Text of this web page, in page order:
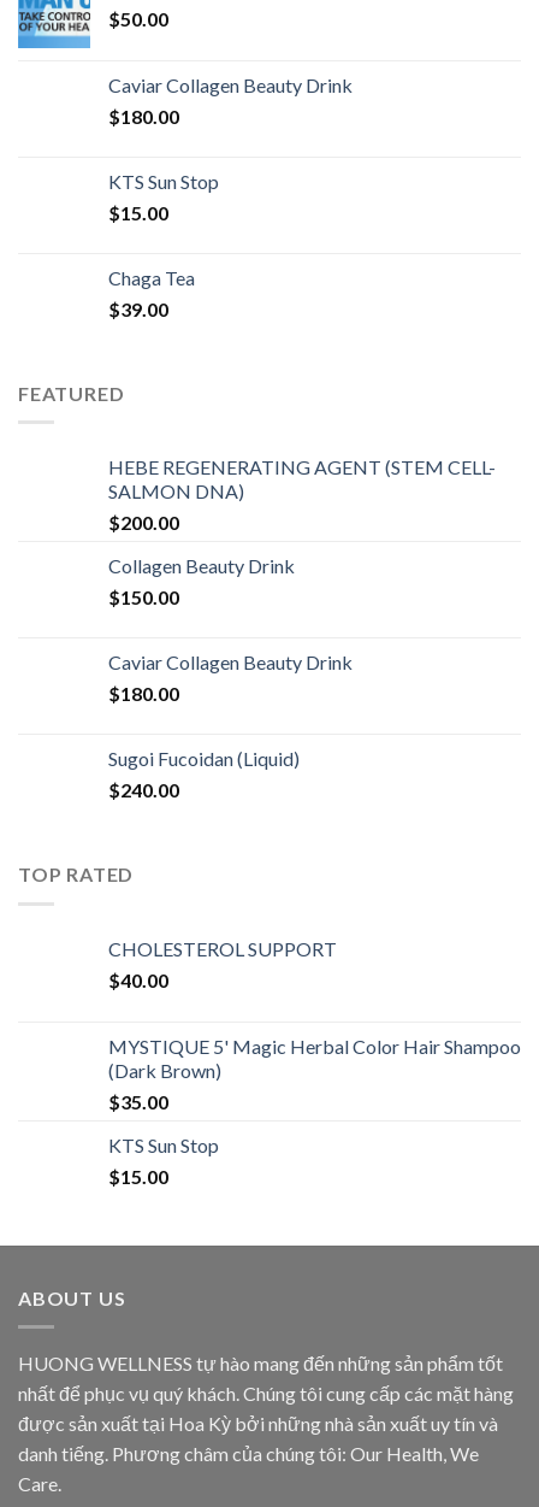
$50.00
Caviar Collagen Beauty Drink
$180.00
KTS Sun Stop
$15.00
Chaga Tea
$39.00
FEATURED
HEBE REGENERATING AGENT (STEM CELL-
SALMON DNA)
$200.00
Collagen Beauty Drink
$150.00
Caviar Collagen Beauty Drink
$180.00
Sugoi Fucoidan (Liquid)
$240.00
TOP RATED
CHOLESTEROL SUPPORT
$40.00
MYSTIQUE 5' Magic Herbal Color Hair Shampoo
(Dark Brown)
$35.00
KTS Sun Stop
$15.00
ABOUT US
HUONG WELLNESS tự hào mang đến những sản phẩm tốt
nhất để phục vụ quý khách. Chúng tôi cung cấp các mặt hàng
được sản xuất tại Hoa Kỳ bởi những nhà sản xuất uy tín và
danh tiếng. Phương châm của chúng tôi: Our Health, We
Care.